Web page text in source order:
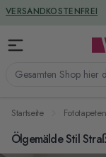
Zum Inhalt springen
Gesamten Shop
VERSANDKOSTENFREI
GREENGUARD
Startseite Fototapeten
Ölgemälde Stil